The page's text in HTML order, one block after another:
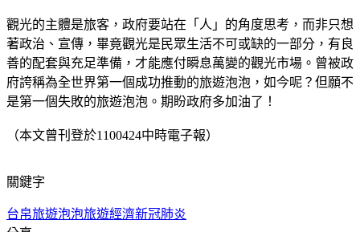
觀光的主體是旅客，政府要站在「人」的角度思考，而非只想
著政治、宣傳，畢竟觀光是民眾生活不可或缺的一部分，有良
善的配套與充足準備，才能應付瞬息萬變的觀光市場。曾被政
府誇稱為全世界第一個成功推動的旅遊泡泡，如今呢？但願不
是第一個失敗的旅遊泡泡。期盼政府多加油了！
（本文曾刊登於1100424中時電子報）
關鍵字
台帛旅遊泡泡旅遊經濟新冠肺炎